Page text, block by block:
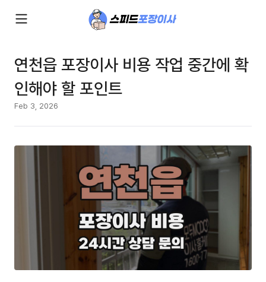
연천읍 포장이사 비용 작업 중간에 확
인해야 할 포인트
Feb 3, 2026